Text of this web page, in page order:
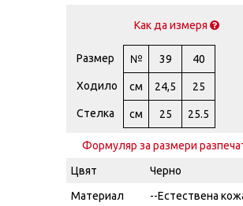
Как да измеря
Размер № 39 40
Ходило см 24,5 25
Стелка см 25 25.5
Формуляр за размери
Цвят
Черно
Материал
--Естествена